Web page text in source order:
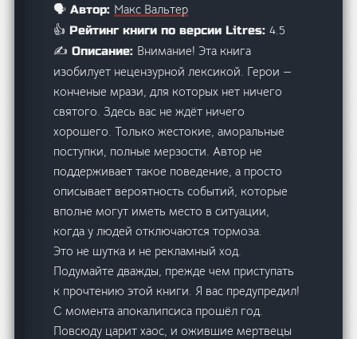
🗣️ Автор: Макс Вальтер
👍 Рейтинг книги по версии Litres:4.5
✍️ Описание: Внимание! Эта книга
изобилует нецензурной лексикой. Герои —
конченые мрази, для которых нет ничего
святого. Здесь вас не ждёт ничего
хорошего. Только жестокие, аморальные
поступки, полные мерзости. Автор не
поддерживает такое поведение, а просто
описывает вероятность событий, которые
вполне могут иметь место в ситуации,
когда у людей отключаются тормоза.
Это не шутка и не рекламный ход.
Подумайте дважды, прежде чем приступать
к прочтению этой книги. Я вас предупредил!
С момента апокалипсиса прошёл год.
Повсюду царит хаос, и ожившие мертвецы